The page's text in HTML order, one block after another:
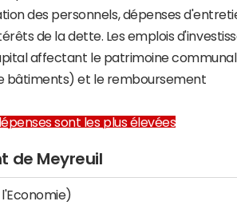
des personnels, dépenses
de la dette. Les emplois
affectant le patrimoine communal
bâtiments) et le remboursement
sont les plus élevées
de Meyreuil